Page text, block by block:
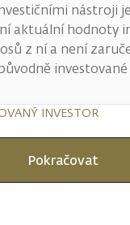
nástroji
aktuální hodnoty
z ní a není
investované
INVESTOR
Pokračovat